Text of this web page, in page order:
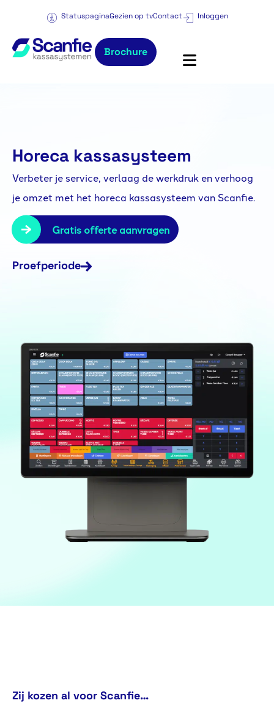
StatuspaginaGezien op tvContact Inloggen
Brochure
Horeca kassasysteem
Verbeter je service, verlaag de werkdruk en verhoog
je omzet met het horeca kassasysteem van Scanfie.
Gratis offerte aanvragen
Proefperiode
Zij kozen al voor Scanfie…